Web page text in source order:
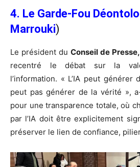
4. Le Garde-Fou
Marrouki)
Le président du Conseil de
recentré le débat sur la
l’information. « L’IA peut
peut pas générer de la vérité »,
pour une transparence totale, où
par l’IA doit être explicitement
préserver le lien de confiance,